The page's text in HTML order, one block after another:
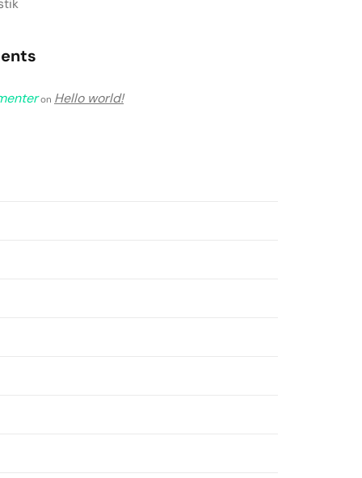
on Hello world!